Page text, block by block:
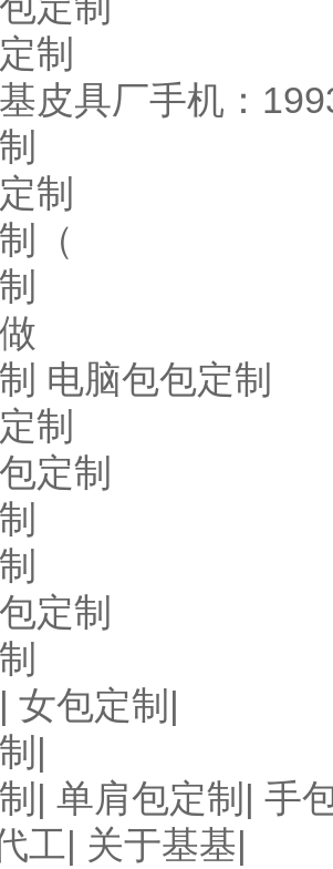
制
皮具厂手机：
制
（
电脑包包定制
制
定制
定制
| 女包定制 |
|
| 单肩包定制 | 手
工| 关于基基|